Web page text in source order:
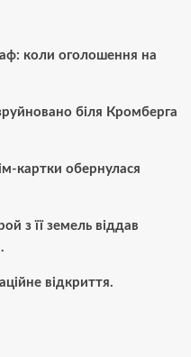
коли оголошення на
біля Кромберга
картки обернулася
з її земель віддав
відкриття.